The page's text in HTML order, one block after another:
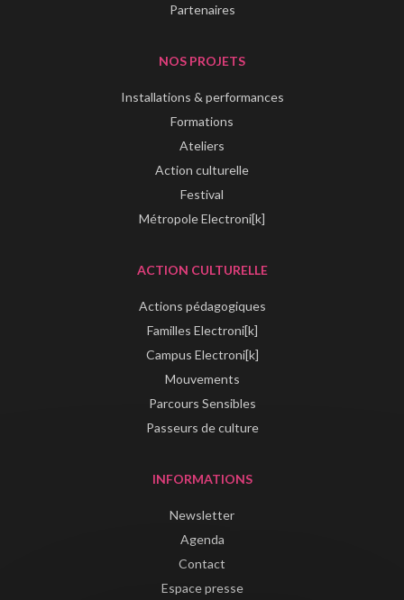
Partenaires
NOS PROJETS
Installations & performances
Formations
Ateliers
Action culturelle
Festival
Métropole Electroni[k]
ACTION CULTURELLE
Actions pédagogiques
Familles Electroni[k]
Campus Electroni[k]
Mouvements
Parcours Sensibles
Passeurs de culture
INFORMATIONS
Newsletter
Agenda
Contact
Espace presse